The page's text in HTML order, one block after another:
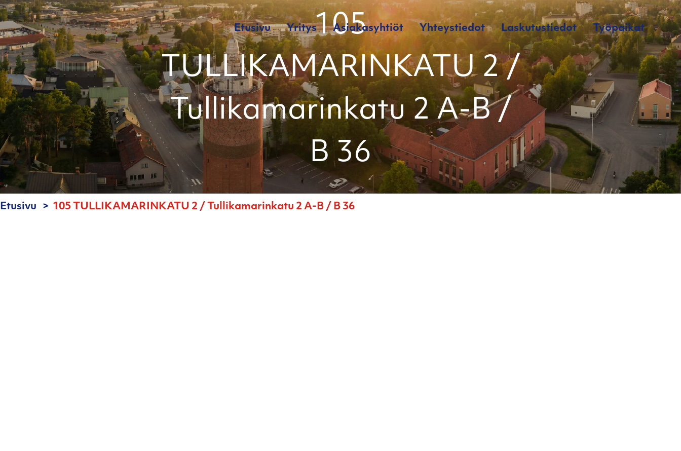
Etusivu Yritys Asiakasyhtiöt Yhteystiedot Laskutustiedot Työpaikat
105
TULLIKAMARINKATU 2 /
Tullikamarinkatu 2 A-B /
B 36
Etusivu 105 TULLIKAMARINKATU 2 / Tullikamarinkatu 2 A-B / B 36